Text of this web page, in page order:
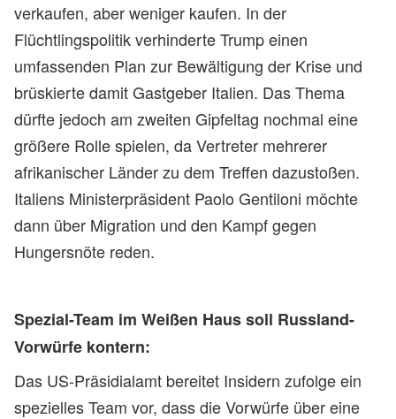
verkaufen, aber weniger kaufen. In der
Flüchtlingspolitik verhinderte Trump einen
umfassenden Plan zur Bewältigung der Krise und
brüskierte damit Gastgeber Italien. Das Thema
dürfte jedoch am zweiten Gipfeltag nochmal eine
größere Rolle spielen, da Vertreter mehrerer
afrikanischer Länder zu dem Treffen dazustoßen.
Italiens Ministerpräsident Paolo Gentiloni möchte
dann über Migration und den Kampf gegen
Hungersnöte reden.
Spezial-Team im Weißen Haus soll Russland-
Vorwürfe kontern:
Das US-Präsidialamt bereitet Insidern zufolge ein
spezielles Team vor, dass die Vorwürfe über eine